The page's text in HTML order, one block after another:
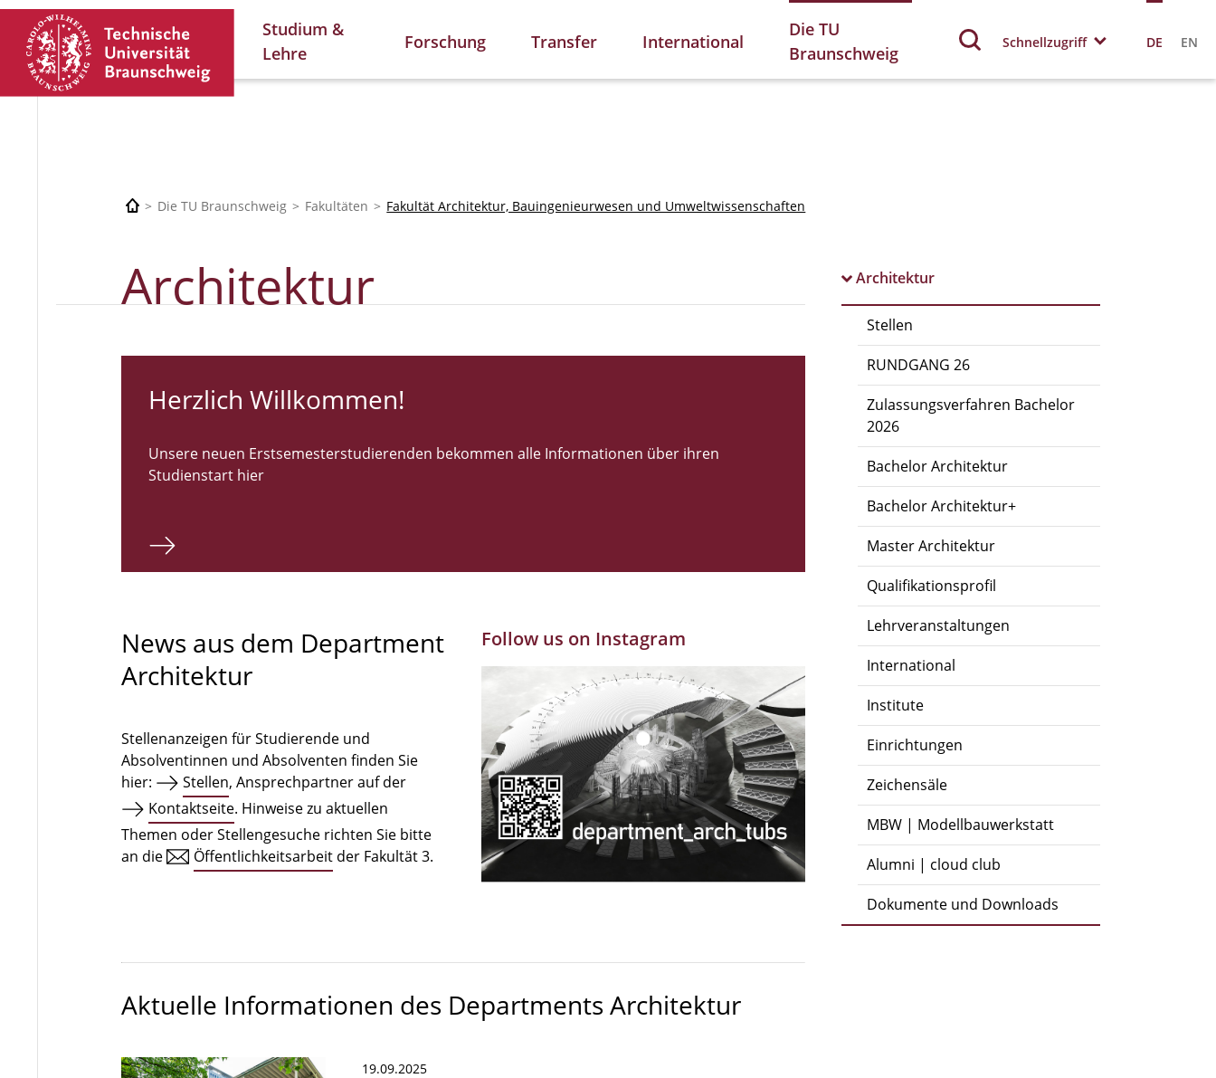
Studium &
Lehre
Forschung Transfer International
Die TU
Braunschweig
Schnellzugriff DE EN
Die TU Braunschweig Fakultäten Fakultät Architektur, Bauingenieurwesen und Umweltwissenschaften
Architektur
Stellen
RUNDGANG 26
Zulassungsverfahren Bachelor
2026
Bachelor Architektur
Bachelor Architektur+
Master Architektur
Qualifikationsprofil
Lehrveranstaltungen
International
Institute
Einrichtungen
Zeichensäle
MBW | Modellbauwerkstatt
Alumni | cloud club
Dokumente und Downloads
Architektur
Herzlich Willkommen!
Unsere neuen Erstsemesterstudierenden bekommen alle Informationen über ihren
Studienstart hier
News aus dem Department
Architektur
Stellenanzeigen für Studierende und
Absolventinnen und Absolventen finden Sie
hier:
Stellen, Ansprechpartner auf der
Kontaktseite. Hinweise zu aktuellen
Themen oder Stellengesuche richten Sie bitte
an die
Öffentlichkeitsarbeit der Fakultät 3.
Follow us on Instagram
Aktuelle Informationen des Departments Architektur
19.09.2025